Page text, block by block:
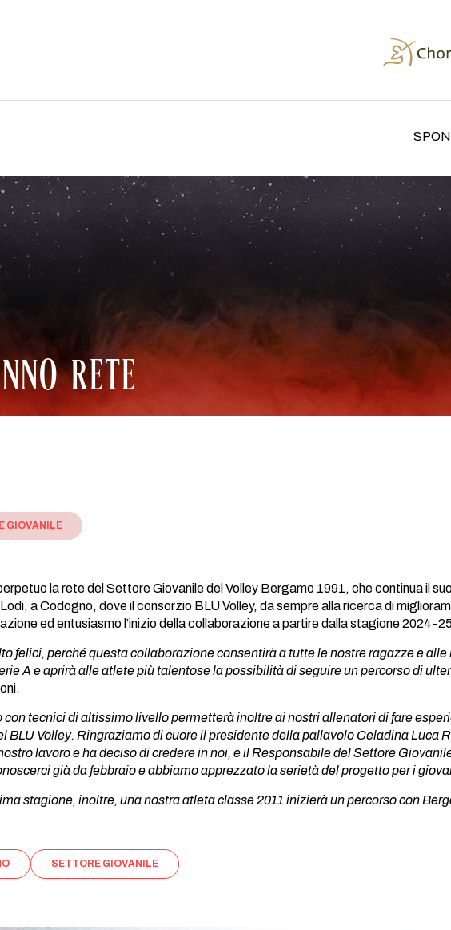
RETE
GIOVANILE
la rete del Settore Giovanile del Volley Bergamo 1991, che continua il
a Codogno, dove il consorzio BLU Volley, da sempre alla ricerca di
ed entusiasmo l’inizio della collaborazione a partire dalla stagione 2024-
felici, perché questa collaborazione consentirà a tutte le nostre ragazze e
A e aprirà alle atlete più talentose la possibilità di seguire un percorso di
con tecnici di altissimo livello permetterà inoltre ai nostri allenatori di fare
BLU Volley. Ringraziamo di cuore il presidente della pallavolo Celadina Luca
lavoro e ha deciso di credere in noi, e il Responsabile del Settore
già da febbraio e abbiamo apprezzato la serietà del progetto per i
stagione, inoltre, una nostra atleta classe 2011 inizierà un percorso con
SETTORE GIOVANILE